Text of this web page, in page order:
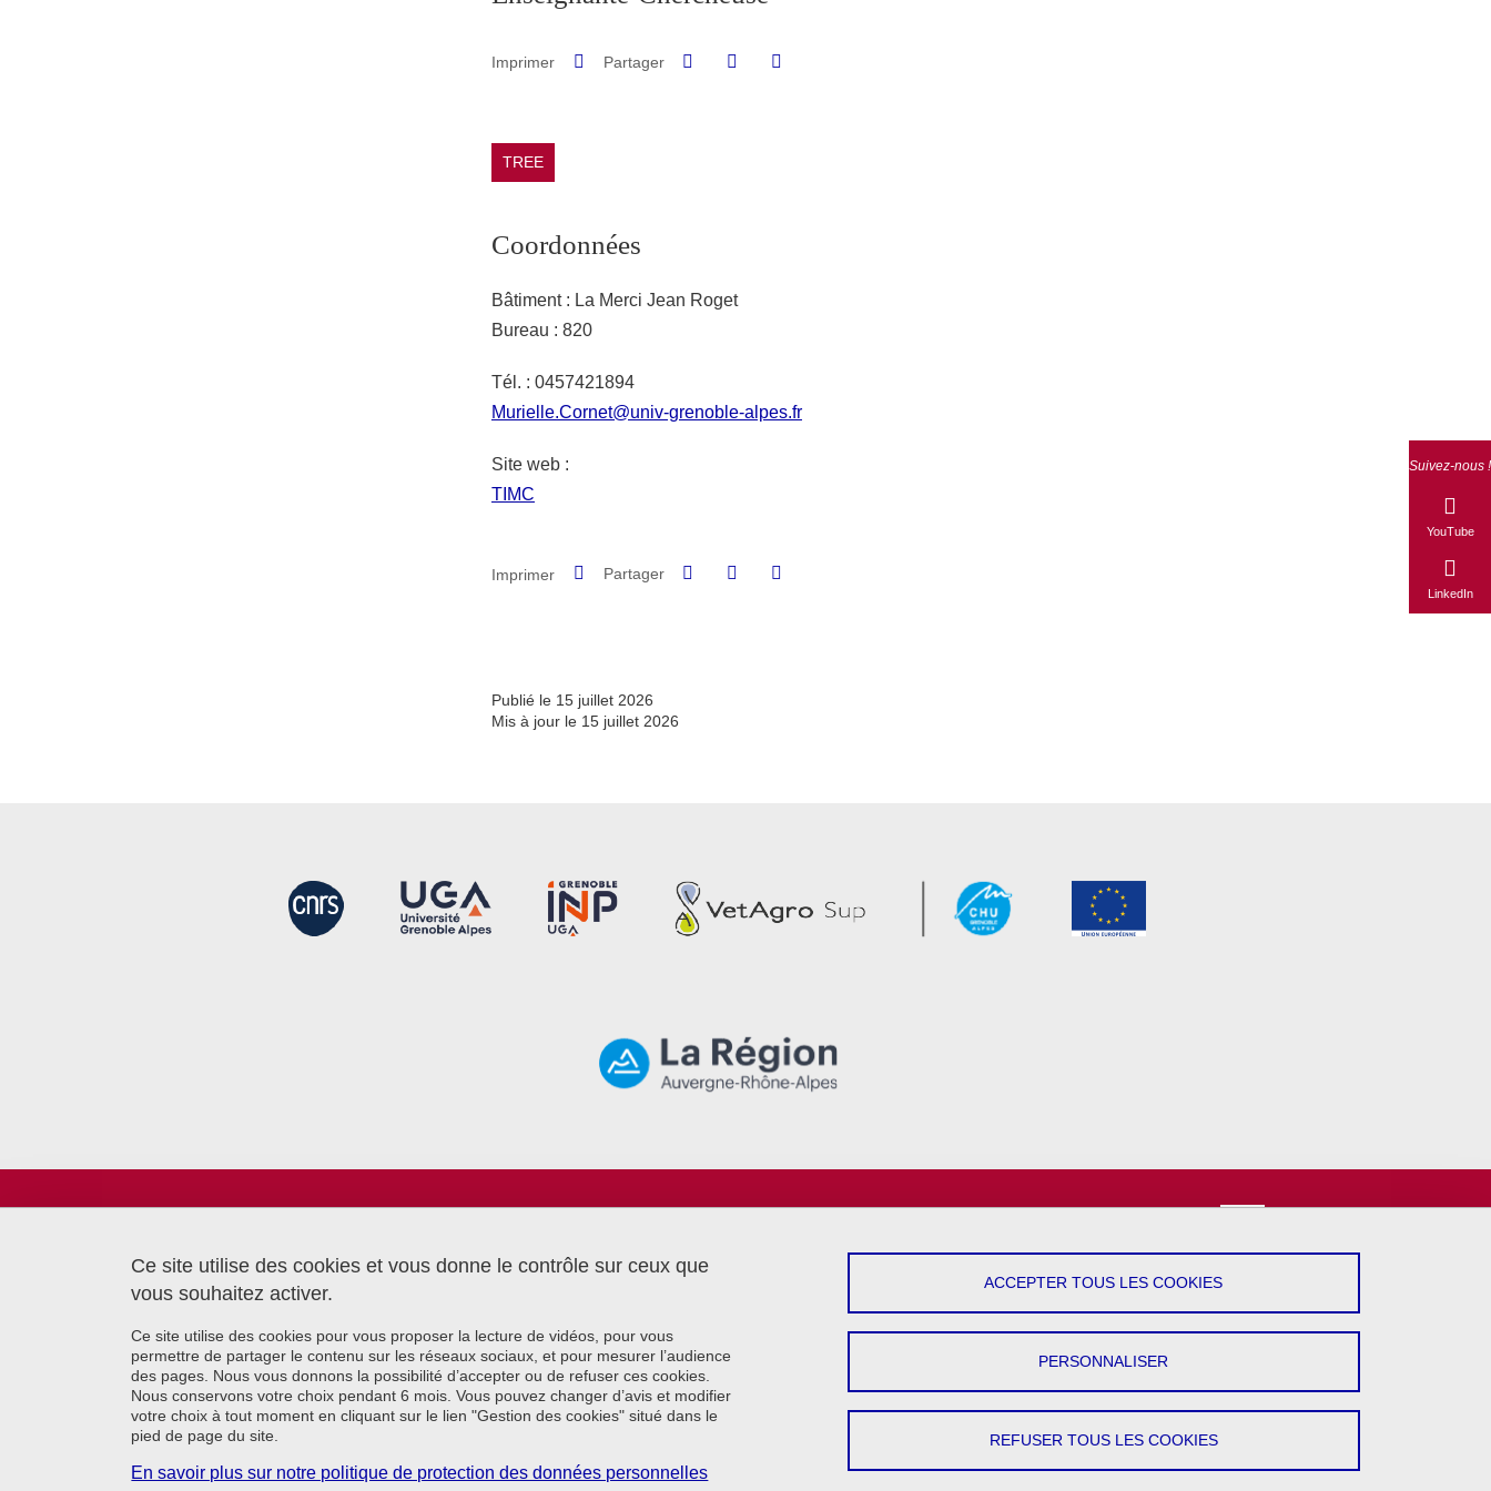
Suivez-nous !
YouTube
LinkedIn
Imprimer Partager Partager sur Facebook
Partager sur LinkedIn
TREE
Coordonnées
Bâtiment : La Merci Jean Roget
Bureau : 820
Tél. : 0457421894
Murielle.Cornet@univ-grenoble-alpes.fr
Site web :
URL site personnel
TIMC
Imprimer Partager Partager sur Facebook
Partager sur LinkedIn
Publié le 15 juillet 2026
Mis à jour le 15 juillet 2026
6 chemin Saint Ferjus
38700 La Tronche
Contact
Mentions légales
Données personnelles
Cookie policy
Se connecter
YouTube
LinkedIn
Ce site utilise des cookies et vous donne le contrôle sur ceux que
vous souhaitez activer.
Ce site utilise des cookies pour vous proposer la lecture de vidéos, pour vous
permettre de partager le contenu sur les réseaux sociaux, et pour mesurer l’audience
des pages. Nous vous donnons la possibilité d’accepter ou de refuser ces cookies.
Nous conservons votre choix pendant 6 mois. Vous pouvez changer d’avis et modifier
votre choix à tout moment en cliquant sur le lien "Gestion des cookies" situé dans le
pied de page du site.
En savoir plus sur notre politique de protection des données personnelles
ACCEPTER TOUS LES COOKIES
REFUSER TOUS LES COOKIES
PERSONNALISER